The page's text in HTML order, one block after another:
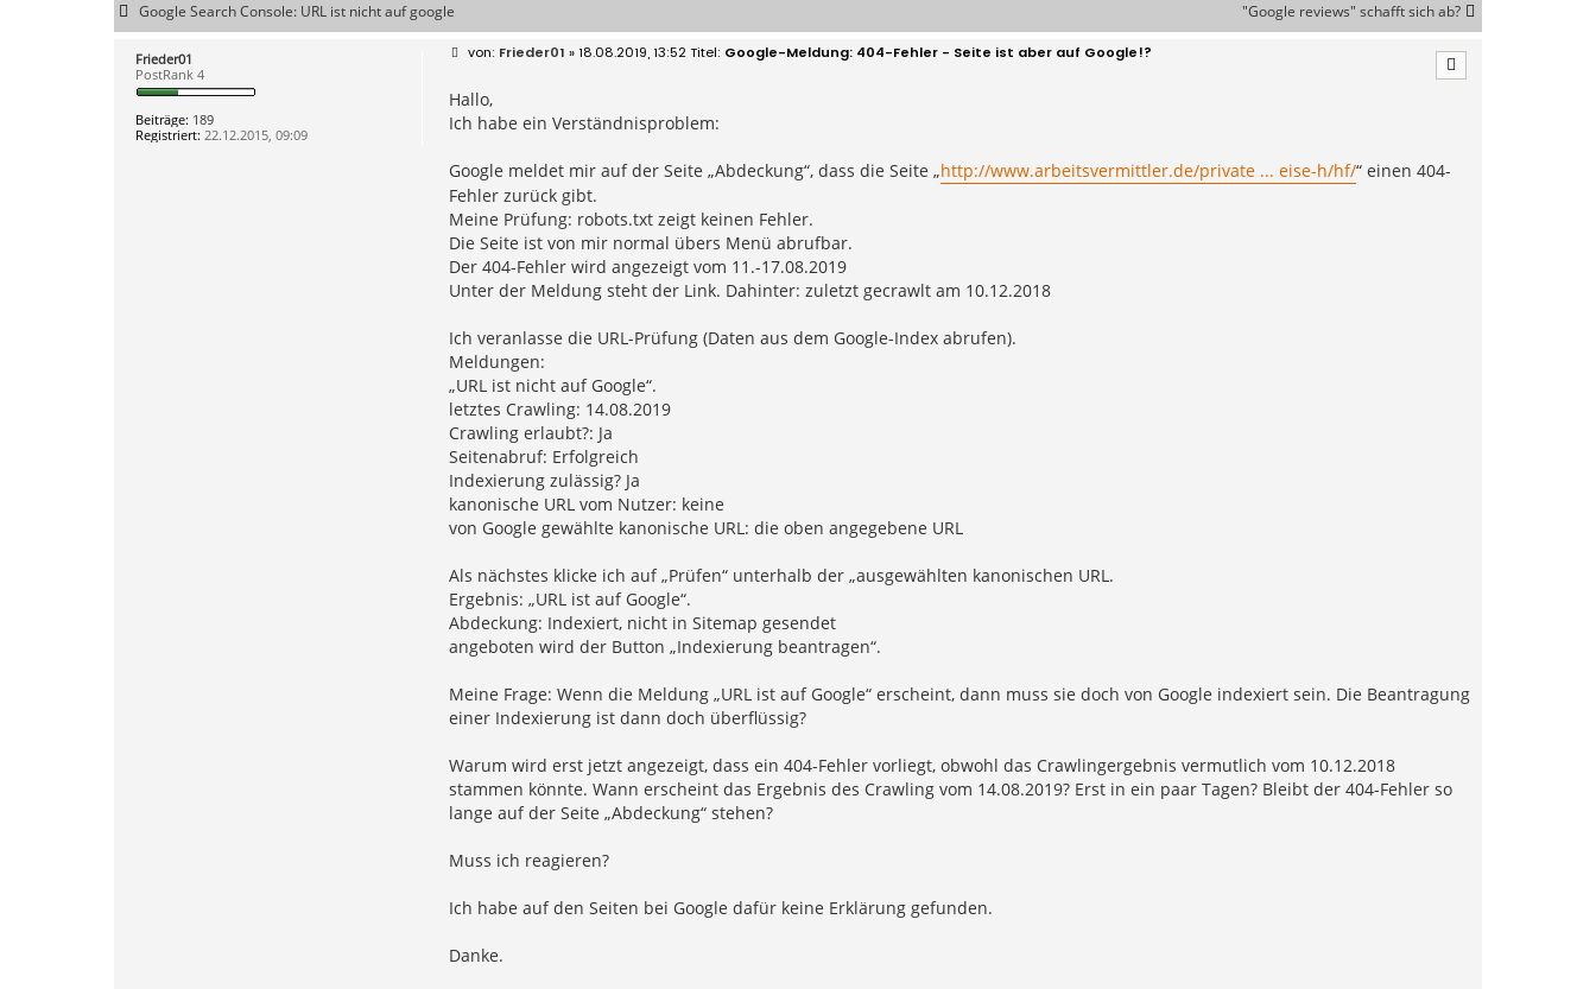
Google Search Console: URL ist nicht auf google "Google reviews" schafft sich ab?
Frieder01
PostRank 4
Beiträge: 189
Registriert: 22.12.2015, 09:09
B
t
r
a
Frieder01 » 18.08.2019, 13:52 Google-Meldung: 404-Fehler - Seite ist aber auf Google!?
Hallo,
Ich habe ein Verständnisproblem:
Google meldet mir auf der Seite „Abdeckung“, dass die Seite „http://www.arbeitsvermittler.de/private ... eise-h/hf/“ einen 404-
Fehler zurück gibt.
Meine Prüfung: robots.txt zeigt keinen Fehler.
Die Seite ist von mir normal übers Menü abrufbar.
Der 404-Fehler wird angezeigt vom 11.-17.08.2019
Unter der Meldung steht der Link. Dahinter: zuletzt gecrawlt am 10.12.2018
Ich veranlasse die URL-Prüfung (Daten aus dem Google-Index abrufen).
Meldungen:
„URL ist nicht auf Google“.
letztes Crawling: 14.08.2019
Crawling erlaubt?: Ja
Seitenabruf: Erfolgreich
Indexierung zulässig? Ja
kanonische URL vom Nutzer: keine
von Google gewählte kanonische URL: die oben angegebene URL
Als nächstes klicke ich auf „Prüfen“ unterhalb der „ausgewählten kanonischen URL.
Ergebnis: „URL ist auf Google“.
Abdeckung: Indexiert, nicht in Sitemap gesendet
angeboten wird der Button „Indexierung beantragen“.
Meine Frage: Wenn die Meldung „URL ist auf Google“ erscheint, dann muss sie doch von Google indexiert sein. Die Beantragung
einer Indexierung ist dann doch überflüssig?
Warum wird erst jetzt angezeigt, dass ein 404-Fehler vorliegt, obwohl das Crawlingergebnis vermutlich vom 10.12.2018
stammen könnte. Wann erscheint das Ergebnis des Crawling vom 14.08.2019? Erst in ein paar Tagen? Bleibt der 404-Fehler so
lange auf der Seite „Abdeckung“ stehen?
Muss ich reagieren?
Ich habe auf den Seiten bei Google dafür keine Erklärung gefunden.
Danke.